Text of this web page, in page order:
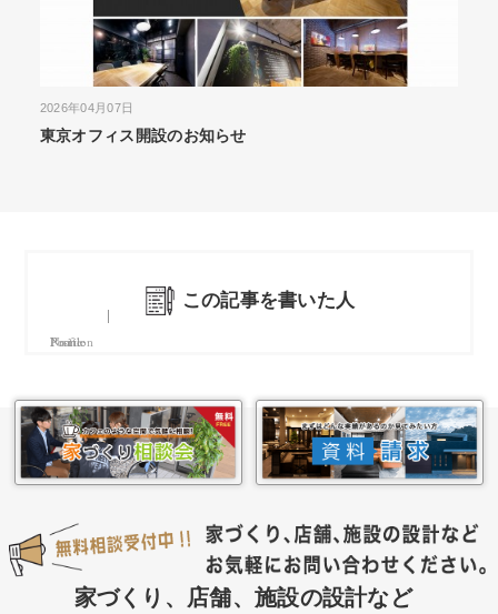
施工実績を更新しました｜デザイ
この記事を書いた人
Name
Position
Profile
家づくり、店舗、施設の設計など